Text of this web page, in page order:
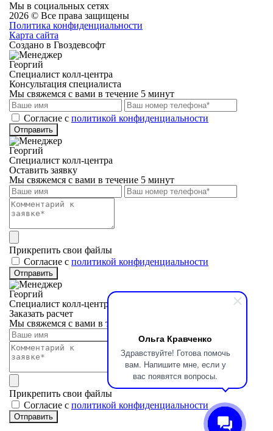
Ольга Кравченко
Здравствуйте! Готова помочь
вам. Напишите мне, если у
вас появятся вопросы.
Мы в социальных сетях
2026 © Все права защищены
Политика конфиденциальности
Карта сайта
Создано в Гвоздевсофт
Георгий
Специалист колл-центра
Консультация специалиста
Мы свяжемся с вами в течение 5 минут
Cогласие с политикой конфиденциальности
Отправить
Георгий
Специалист колл-центра
Оставить заявку
Мы свяжемся с вами в течение 5 минут
Прикрепить свои файлы
Cогласие с политикой конфиденциальности
Отправить
Георгий
Специалист колл-центра
Заказать расчет
Мы свяжемся с вами в течение 5 минут
Прикрепить свои файлы
Cогласие с политикой конфиденциальности
Отправить